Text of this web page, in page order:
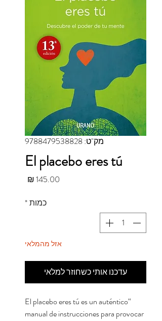
מק"ט: 9788479538828
El placebo eres tú
כמות*
אזל מהמלאי
עדכנו אותי כשחוזר למלאי
“El placebo eres tú es un auténtico
manual de instrucciones para provocar